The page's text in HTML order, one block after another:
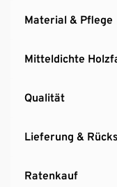
Material & Pflege
Mitteldichte
Qualität
Lieferung &
Ratenkauf